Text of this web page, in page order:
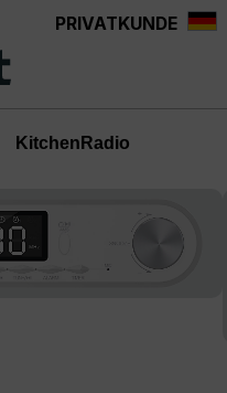
PRIVATKUNDE
KitchenRadio